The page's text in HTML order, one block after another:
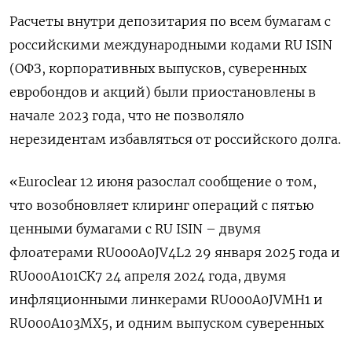
Расчеты внутри депозитария по всем бумагам с
российскими международными кодами RU ISIN
(ОФЗ, корпоративных выпусков, суверенных
евробондов и акций) были приостановлены в
начале 2023 года, что не позволяло
нерезидентам избавляться от российского долга.
«Euroclear 12 июня разослал сообщение о том,
что возобновляет клиринг операций с пятью
ценными бумагами с RU ISIN – двумя
флоатерами RU000A0JV4L2 29 января 2025 года и
RU000A101CK7 24 апреля 2024 года, двумя
инфляционными линкерами RU000A0JVMH1 и
RU000A103MX5, и одним выпуском суверенных